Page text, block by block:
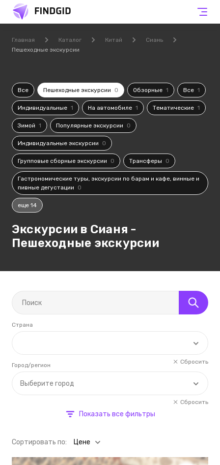
Главная Каталог Китай
Сиань
Пешеходные экскурсии
Все Пешеходные экскурсии 0 Обзорные 1 Все 1
Индивидуальные 1 На автомобиле 1 Тематические 1
Зимой 1 Популярные экскурсии 0
Индивидуальные экскурсии 0
Групповые сборные экскурсии 0 Трансферы 0
Гастрономические туры, экскурсии по барам и кафе, винные и
пивные дегустации
0
еще 14
Экскурсии в Сианя -
Пешеходные экскурсии
Страна
Сбросить
Выберите город
Город/регион
Сбросить
Показать все фильтры
Cортировать по: Цене